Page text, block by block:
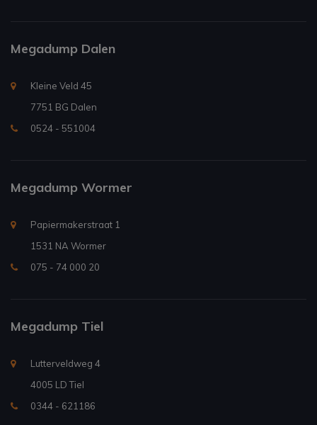
Megadump Dalen
Kleine Veld 45
7751 BG Dalen
0524 - 551004
Megadump Wormer
Papiermakerstraat 1
1531 NA Wormer
075 - 74 000 20
Megadump Tiel
Lutterveldweg 4
4005 LD Tiel
0344 - 621186